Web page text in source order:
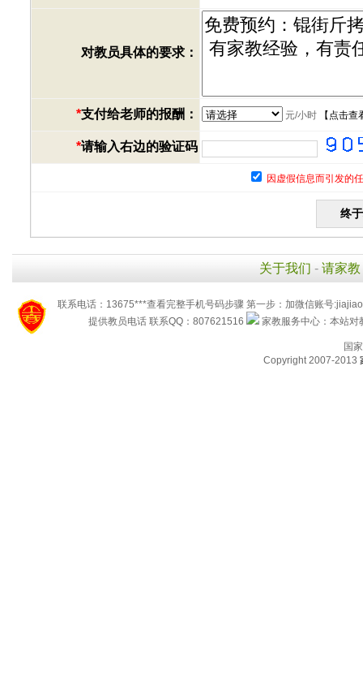
对教员具体的要求：
*支付给老师的报酬： 元/小时【 点击查
*请输入右边的验证码
因虚假信息而引发的
关于我们 - 请家教
联系电话：13675***查看完整手机号码步骤 第一步：加微信账号
提供教员电话 联系QQ：807621516
家教服务中心：本站
国
Copyright 2007-2013